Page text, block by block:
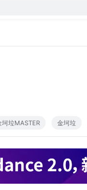
垃MASTER 金坷垃